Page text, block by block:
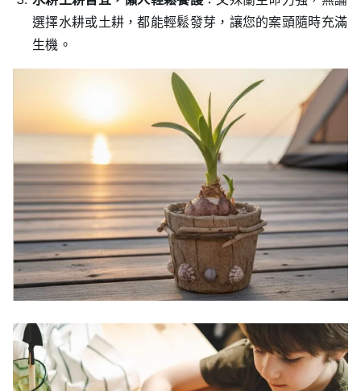
選擇水耕或土耕，都能輕鬆發芽，讓您的案頭隨時充滿
生機。